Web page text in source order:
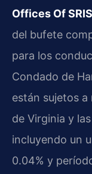
Offices Of
del bufete
para los
Condado de
están sujetos
de Virginia y
incluyendo un
0.04% y